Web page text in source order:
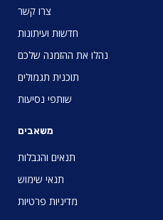
צרו קשר
חדשות ועיתונות
נהלו את ההזמנה שלכם
תוכנית תגמולים
שותפי נסיעות
משאבים
תנאים והגבלות
תנאי שימוש
מדיניות פרטיות